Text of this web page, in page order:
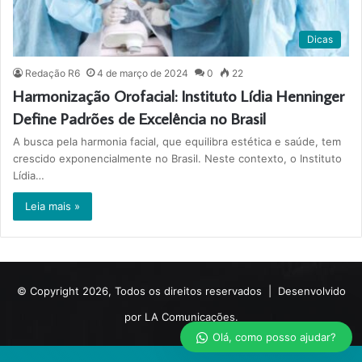
Dicas
Redação R6 4 de março de 2024 0 22
Harmonização Orofacial: Instituto Lídia Henninger
Define Padrões de Excelência no Brasil
A busca pela harmonia facial, que equilibra estética e saúde, tem
crescido exponencialmente no Brasil. Neste contexto, o Instituto
Lídia…
Leia mais »
© Copyright 2026, Todos os direitos reservados | Desenvolvido
por LA Comunicações.
Olá, como posso ajudar?